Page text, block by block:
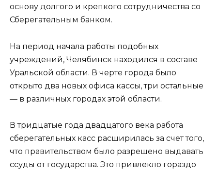
основу долгого и крепкого сотрудничества со
Сберегательным банком.
На период начала работы подобных
учреждений, Челябинск находился в составе
Уральской области. В черте города было
открыто два новых офиса кассы, три остальные
— в различных городах этой области.
В тридцатые года двадцатого века работа
сберегательных касс расширилась за счет того,
что правительством было разрешено выдавать
ссуды от государства. Это привлекло гораздо